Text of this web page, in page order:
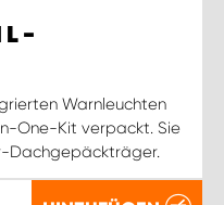
L -
Warnleuchten
One-Kit verpackt. Sie
Dachgepäckträger.